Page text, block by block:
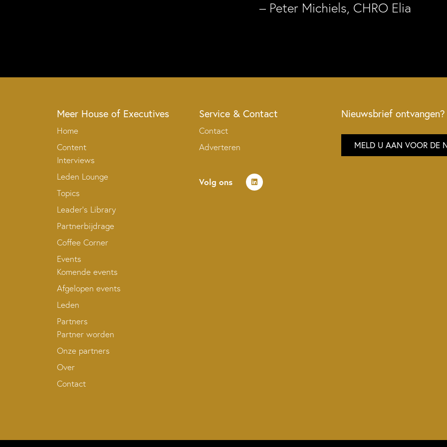
– Peter Michiels, CHRO Elia
Meer House of Executives
Home
Content
Interviews
Leden Lounge
Topics
Leader’s Library
Partnerbijdrage
Coffee Corner
Events
Komende events
Afgelopen events
Leden
Partners
Partner worden
Onze partners
Over
Contact
Service & Contact
Contact
Adverteren
Volg ons
Nieuwsbrief ontvangen?
MELD U AAN VOOR DE